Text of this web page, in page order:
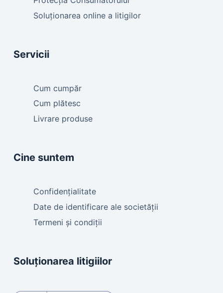
Soluționarea online a litigilor
Servicii
Cum cumpăr
Cum plătesc
Livrare produse
Cine suntem
Confidențialitate
Date de identificare ale societății
Termeni și condiții
Soluționarea litigiilor